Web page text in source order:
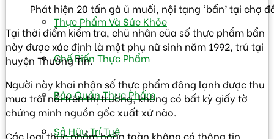
Thực Phẩm Và Sức Khỏe
Chế Biến Thực Phẩm
Bảo Quản Thực Phẩm
Sở Hữu Trí Tuệ
Phát hiện 20 tấn gà ủ muối, nội tạng ‘bẩn’ tại chợ
Tại thời điểm kiểm tra, chủ nhân của số thực phẩm bẩn
này được xác định là một phụ nữ sinh năm 1992, trú tại
huyện Thường Tín.
Người này khai nhận số thực phẩm đông lạnh được thu
mua trôi nổi trên thị trường, không có bất kỳ giấy tờ
chứng minh nguồn gốc xuất xứ nào.
Các loại thực phẩm hoàn toàn không có thông tin,